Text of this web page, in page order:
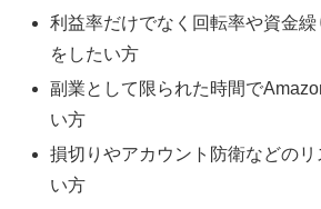
利益率だけでなく回転率や資金繰
をしたい方
副業として限られた時間で
い方
損切りやアカウント防衛などの
い方